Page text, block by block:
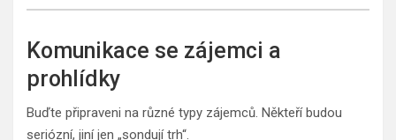
Komunikace se zájemci a
prohlídky
Buďte připraveni na různé typy zájemců. Někteří budou
seriózní, jiní jen „sondují trh“.